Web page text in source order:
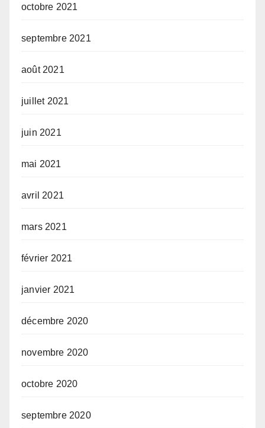
octobre 2021
septembre 2021
août 2021
juillet 2021
juin 2021
mai 2021
avril 2021
mars 2021
février 2021
janvier 2021
décembre 2020
novembre 2020
octobre 2020
septembre 2020